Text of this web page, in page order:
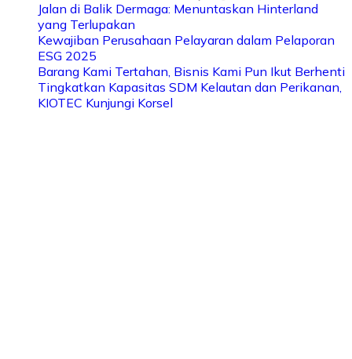
Jalan di Balik Dermaga: Menuntaskan Hinterland
yang Terlupakan
Kewajiban Perusahaan Pelayaran dalam Pelaporan
ESG 2025
Barang Kami Tertahan, Bisnis Kami Pun Ikut Berhenti
Tingkatkan Kapasitas SDM Kelautan dan Perikanan,
KIOTEC Kunjungi Korsel